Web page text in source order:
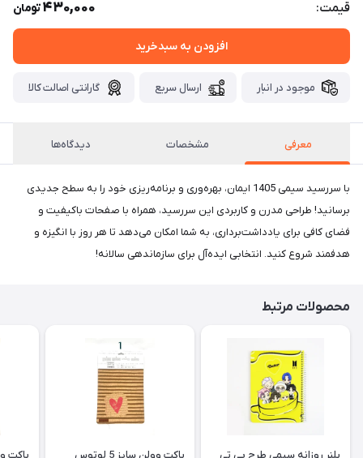
قیمت: 430,000تومان
افزودن به سبدخرید
موجود در انبار ارسال سریع گارانتی اصالت کالا
معرفی مشخصات دیدگاه‌ها
با سررسید سیمی 1405 ایمان، بهره‌وری و برنامه‌ریزی خود را به سطح جدیدی
برسانید! طراحی مدرن و کاربردی این سررسید، همراه با صفحات باکیفیت و
فضای کافی برای یادداشت‌برداری، به شما امکان می‌دهد تا هر روز با انگیزه و
هدفمند شروع کنید. انتخابی ایده‌آل برای سازماندهی سالانه!
محصولات مرتبط
پلنر روزانه سیمی طرح بی تی
پاکت وولن سایز 5 لوتوس پاکت